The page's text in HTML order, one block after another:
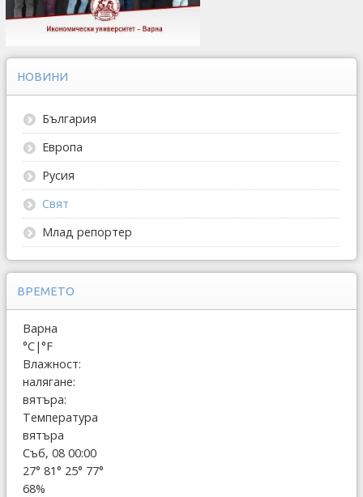
НОВИНИ
България
Европа
Русия
Свят
Млад репортер
ВРЕМЕТО
Варна
°C|°F
Влажност:
налягане:
вятъра:
Температура
вятъра
Съб, 08 00:00
27° 81° 25° 77°
68%